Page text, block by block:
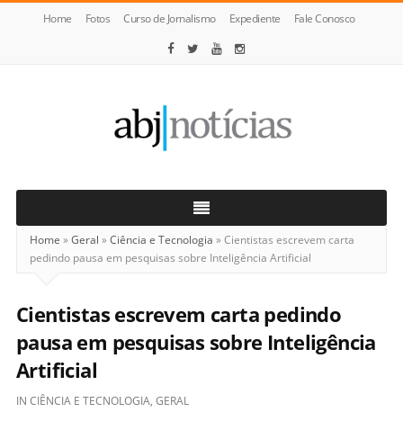
Home Fotos Curso de Jornalismo Expediente Fale Conosco
Notícias
Home »Geral »Ciência e Tecnologia »Cientistas escrevem carta
pedindo pausa em pesquisas sobre Inteligência Artificial
Cientistas escrevem carta pedindo
pausa em pesquisas sobre Inteligência
Artificial
IN CIÊNCIA E TECNOLOGIA, GERAL